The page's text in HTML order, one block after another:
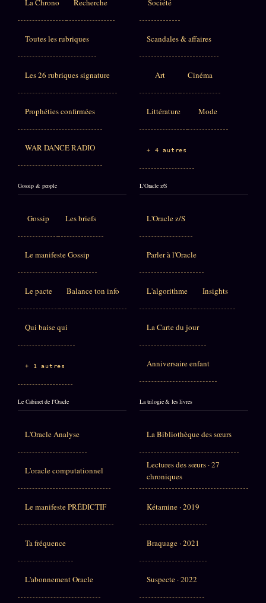
La Chrono Recherche
Toutes les rubriques
Les 26 rubriques signature
Prophéties confirmées
WAR DANCE RADIO
Société
Scandales & affaires
Art Cinéma
Littérature Mode
+ 4 autres
Gossip & people
Gossip Les briefs
Le manifeste Gossip
Le pacte Balance ton info
Qui baise qui
+ 1 autres
L'Oracle z/S
L'Oracle z/S
Parler à l'Oracle
L'algorithme Insights
La Carte du jour
Anniversaire enfant
Le Cabinet de l'Oracle
L'Oracle Analyse
L'oracle computationnel
Le manifeste PRÉDICTIF
Ta fréquence
L'abonnement Oracle
La trilogie & les livres
La Bibliothèque des sœurs
Lectures des sœurs · 27
chroniques
Kétamine · 2019
Braquage · 2021
Suspecte · 2022